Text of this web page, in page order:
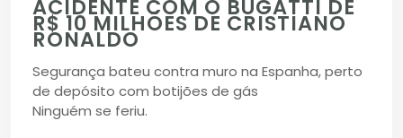
ACIDENTE COM O BUGATTI DE
R$ 10 MILHÕES DE CRISTIANO
RONALDO
Segurança bateu contra muro na Espanha, perto
de depósito com botijões de gás
Ninguém se feriu.